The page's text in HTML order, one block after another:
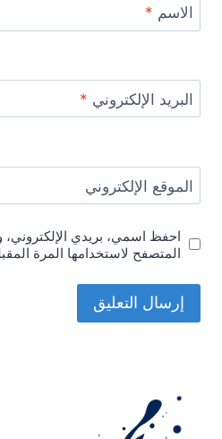
الاسم *
البريد الإلكتروني *
الموقع الإلكتروني
احفظ اسمي، بريدي الإلكتروني،
المتصفح لاستخدامها المرة